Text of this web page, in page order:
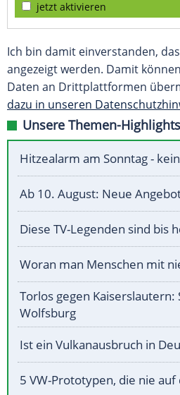
jetzt aktivieren
Ich bin damit einverstanden,
angezeigt werden. Damit
Daten an Drittplattformen
dazu in unseren
Unsere Themen-Highlights
Hitzealarm am Sonntag -
Ab 10. August: Neue
Diese TV-Legenden sind bis
Woran man Menschen mit
Torlos gegen
Wolfsburg
Ist ein Vulkanausbruch in
5 VW-Prototypen, die nie